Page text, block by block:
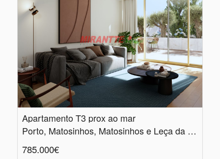
Apartamento T3 prox ao mar
Porto, Matosinhos, Matosinhos e Leça da Palmeira
785.000€